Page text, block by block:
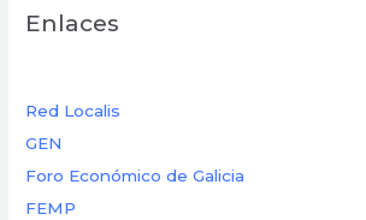
Enlaces
Red Localis
GEN
Foro Económico de Galicia
FEMP